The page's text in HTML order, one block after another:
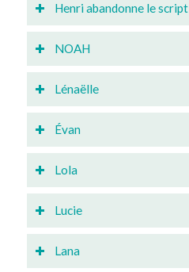
Henri abandonne le script
NOAH
Lénaëlle
Évan
Lola
Lucie
Lana